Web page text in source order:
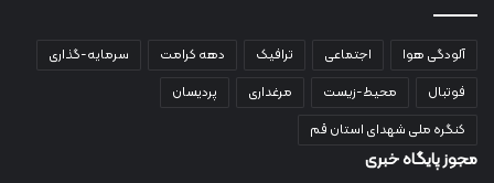
آلودگی هوا اجتماعی ترافیک دهه کرامت
سرمایه-گذاری
فوتبال
محیط-زیست مرغداری
پردیسان
کنگره ملی شهدای استان قم
مجوز پایگاه خبری